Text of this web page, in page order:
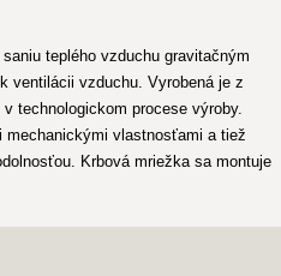
teplého vzduchu gravitačným
ventilácii vzduchu. Vyrobená je z
technologickom procese výroby.
mechanickými vlastnosťami a tiež
Krbová mriežka sa montuje